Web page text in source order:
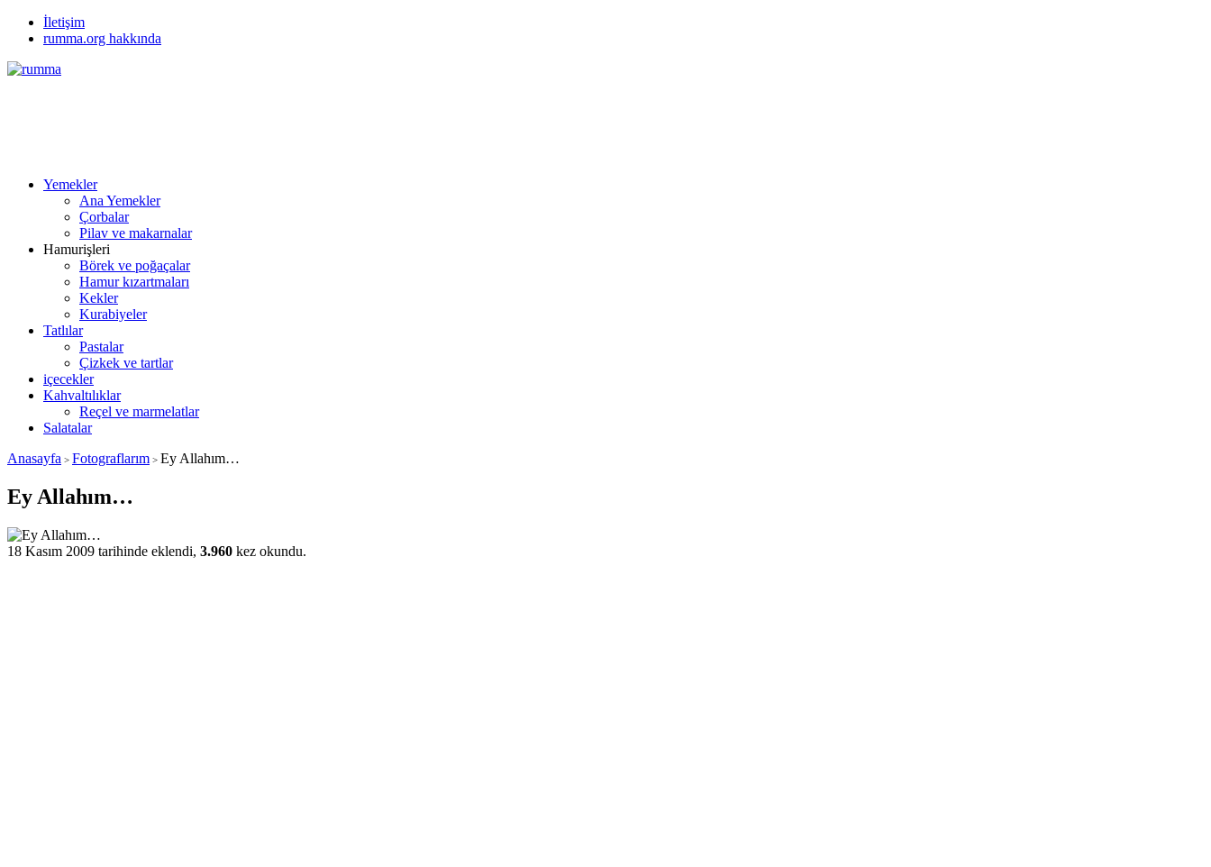
İletişim
rumma.org hakkında
Yemekler
Ana Yemekler
Çorbalar
Pilav ve makarnalar
Hamurişleri
Börek ve poğaçalar
Hamur kızartmaları
Kekler
Kurabiyeler
Tatlılar
Pastalar
Çizkek ve tartlar
içecekler
Kahvaltılıklar
Reçel ve marmelatlar
Salatalar
Anasayfa > Fotograflarım > Ey Allahım…
Ey Allahım…
18 Kasım 2009 tarihinde eklendi, 3.960 kez okundu.